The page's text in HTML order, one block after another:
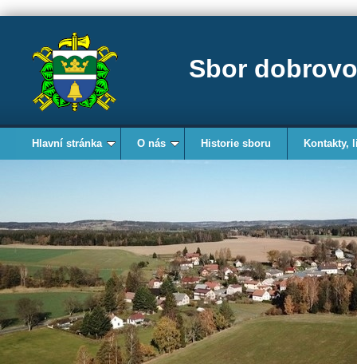
Sbor
Hlavní stránka O nás Historie sboru Kontakty,